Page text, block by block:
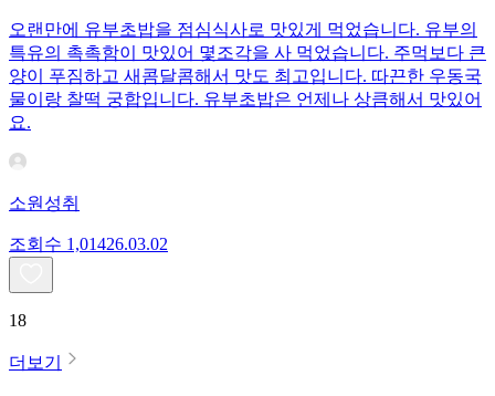
오랜만에 유부초밥을 점심식사로 맛있게 먹었습니다. 유부의
특유의 촉촉함이 맛있어 몇조각을 사 먹었습니다. 주먹보다 큰
양이 푸짐하고 새콤달콤해서 맛도 최고입니다. 따끈한 우동국
물이랑 찰떡 궁합입니다. 유부초밥은 언제나 상큼해서 맛있어
요.
소원성취
조회수 1,01426.03.02
18
더보기